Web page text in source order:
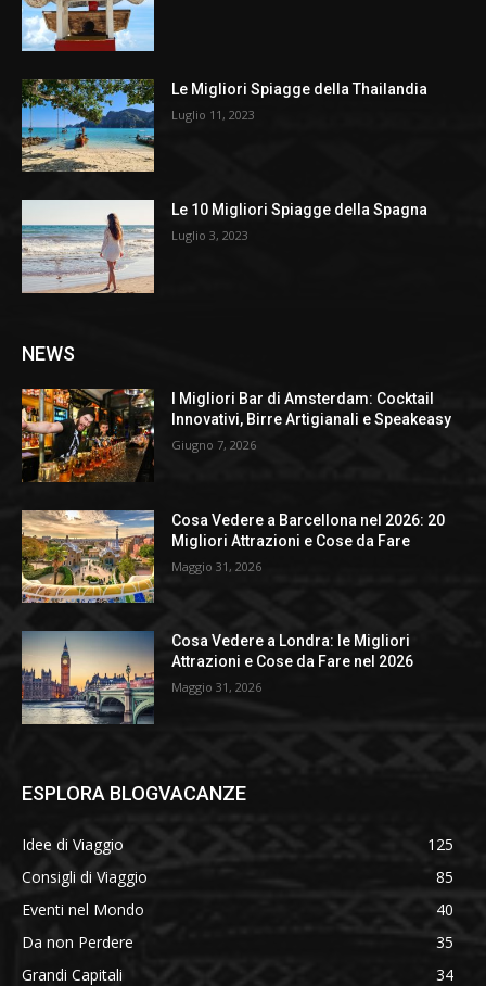
Le Migliori Spiagge della Thailandia
Luglio 11, 2023
Le 10 Migliori Spiagge della Spagna
Luglio 3, 2023
NEWS
I Migliori Bar di Amsterdam: Cocktail
Innovativi, Birre Artigianali e Speakeasy
Giugno 7, 2026
Cosa Vedere a Barcellona nel 2026: 20
Migliori Attrazioni e Cose da Fare
Maggio 31, 2026
Cosa Vedere a Londra: le Migliori
Attrazioni e Cose da Fare nel 2026
Maggio 31, 2026
ESPLORA BLOGVACANZE
Idee di Viaggio
125
Consigli di Viaggio
85
Eventi nel Mondo
40
Da non Perdere
35
Grandi Capitali
34